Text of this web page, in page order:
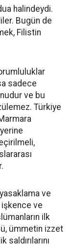
halindeydi.
Bugün de
Filistin
sadece
ve bu
Türkiye
yasaklama ve
işkence ve
ilk
ümmetin izzet